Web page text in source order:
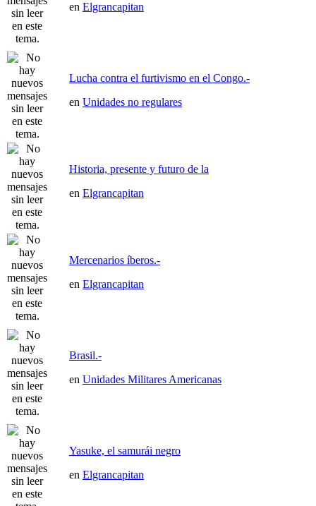
en Elgrancapitan
Lucha contra el furtivismo en el Congo.-
en Unidades no regulares
Historia, presente y futuro de la
en Elgrancapitan
Mercenarios íberos.-
en Elgrancapitan
Brasil.-
en Unidades Militares Americanas
Yasuke, el samurái negro
en Elgrancapitan